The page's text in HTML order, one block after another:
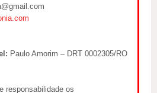
Paulo Amorim – DRT 0002305/RO
responsabilidade os